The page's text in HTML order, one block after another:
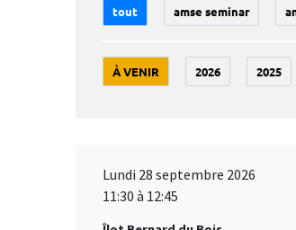
tout amse seminar
À VENIR 2026 2025
Lundi 28 septembre 2026
11:30 à 12:45